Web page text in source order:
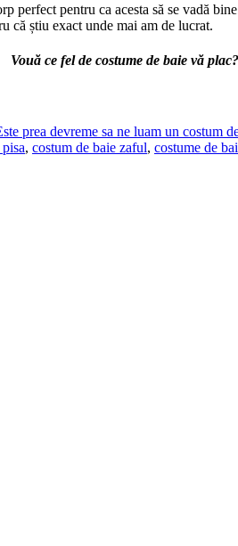
perfect pentru ca acesta să se vadă
că știu exact unde mai am de lucrat.
Vouă ce fel de costume de baie vă
prea devreme sa ne luam un costum
, costum de baie zaful, costume de